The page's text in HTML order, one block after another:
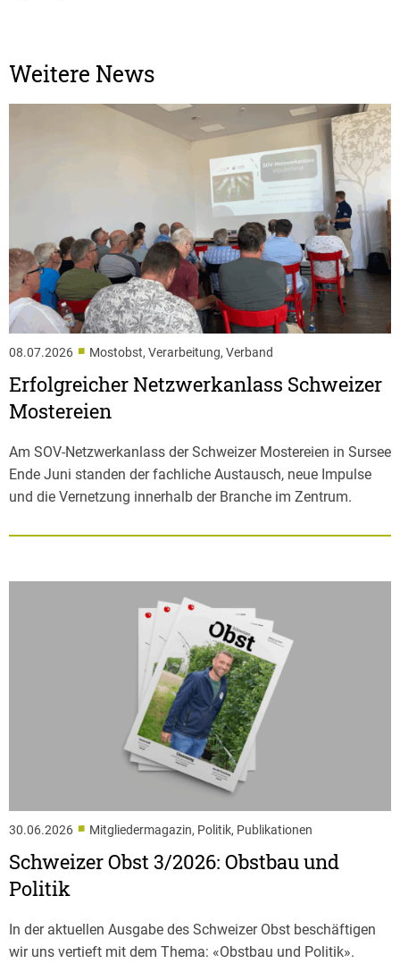
Weitere News
08.07.2026 ■ Mostobst, Verarbeitung, Verband
Erfolgreicher Netzwerkanlass Schweizer
Mostereien
Am SOV-Netzwerkanlass der Schweizer Mostereien in Sursee
Ende Juni standen der fachliche Austausch, neue Impulse
und die Vernetzung innerhalb der Branche im Zentrum.
30.06.2026 ■ Mitgliedermagazin, Politik, Publikationen
Schweizer Obst 3/2026: Obstbau und
Politik
In der aktuellen Ausgabe des Schweizer Obst beschäftigen
wir uns vertieft mit dem Thema: «Obstbau und Politik».